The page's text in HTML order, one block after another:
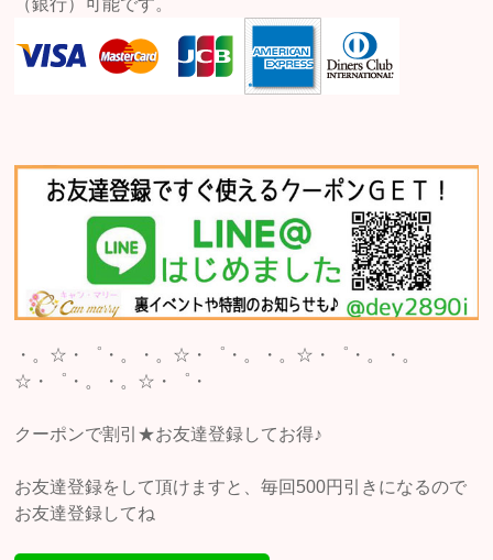
（銀行）可能です。
・。☆・゜・。・。☆・゜・。・。☆・゜・。・。
☆・゜・。・。☆・゜・
クーポンで割引★お友達登録してお得♪
お友達登録をして頂けますと、毎回500円引きになるので
お友達登録してね